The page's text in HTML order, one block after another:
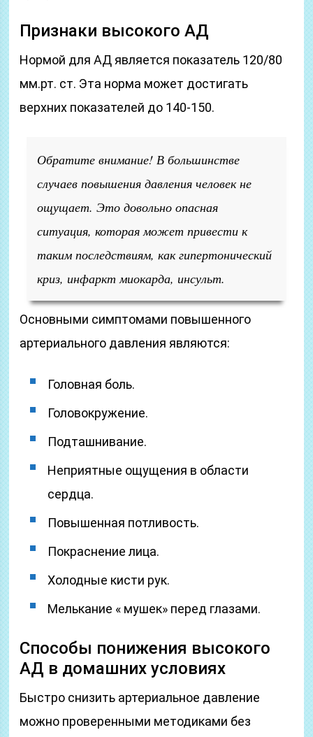
Признаки высокого АД
Нормой для АД является показатель 120/80
мм.рт. ст. Эта норма может достигать
верхних показателей до 140-150.
Обратите внимание! В большинстве
случаев повышения давления человек не
ощущает. Это довольно опасная
ситуация, которая может привести к
таким последствиям, как гипертонический
криз, инфаркт миокарда, инсульт.
Основными симптомами повышенного
артериального давления являются:
Головная боль.
Головокружение.
Подташнивание.
Неприятные ощущения в области
сердца.
Повышенная потливость.
Покраснение лица.
Холодные кисти рук.
Мелькание « мушек» перед глазами.
Способы понижения высокого
АД в домашних условиях
Быстро снизить артериальное давление
можно проверенными методиками без